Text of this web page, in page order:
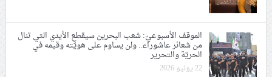
الموقف الأسبوعيّ: شعب البحرين سيقطع الأيدي التي تنال
من شعائر عاشوراء.. ولن يساوم على هويّته وقيمه في
الحريّة والتحرير
22 يونيو 2026